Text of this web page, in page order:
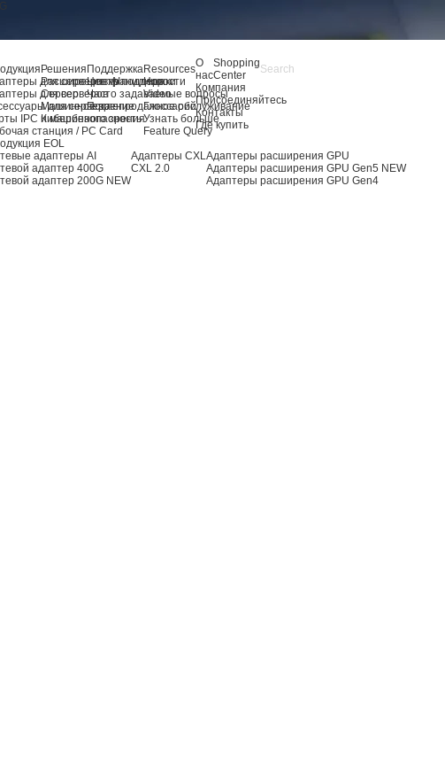
для серверов AI
для серверов
для сервера
IPC и машинного зрения
станция / PC Card
EOL
адаптеры AI
адаптер 400G
адаптер 200G NEW
Адаптеры CXL
CXL 2.0
Адаптеры расширения GPU
Адаптеры расширения GPU Gen5 NEW
Адаптеры расширения GPU Gen4
Решения
Расширение хранилища
Сервер
Машинное зрение
Кибербезопасность
Поддержка
Центр поддержки
Часто задаваемые вопросы
Послепродажное обслуживание
Resources
Новости
Video
Глоссарий
Узнать больше
Feature Query
О
нас
Компания
Присоединяйтесь
Контакты
Где купить
Shopping
Center